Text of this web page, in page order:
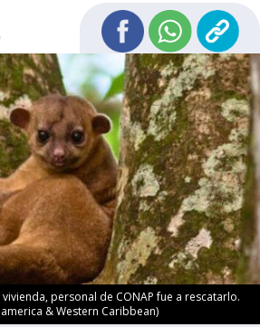
personal de CONAP fue a rescatarlo.
& Western Caribbean)